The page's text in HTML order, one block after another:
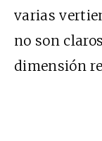
varias
no son
dimensión